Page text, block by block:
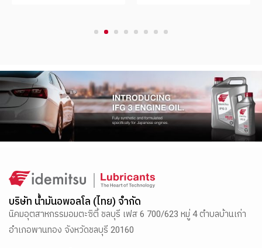
4 5 6 7 8
บริษัท น้ำมันอพอลโล (ไทย) จำกัด
นิคมอุตสาหกรรมอมตะซิตี้ ชลบุรี เฟส 6 700/623 หมู่ 4 ตำบลบ้านเก่า
อำเภอพานทอง จังหวัดชลบุรี 20160